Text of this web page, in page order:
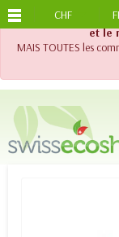
!! Important !!
et le
MAIS TOUTES les
CHF